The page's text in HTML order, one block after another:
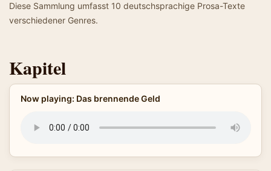
Diese Sammlung umfasst 10 deutschsprachige Prosa-Texte
verschiedener Genres.
Kapitel
Now playing: Das brennende Geld